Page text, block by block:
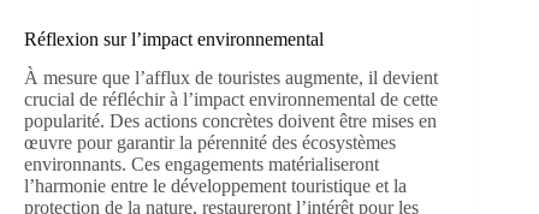
Réflexion sur l’impact environnemental
À mesure que l’afflux de touristes augmente, il devient
crucial de réfléchir à l’impact environnemental de cette
popularité. Des actions concrètes doivent être mises en
œuvre pour garantir la pérennité des écosystèmes
environnants. Ces engagements matérialiseront
l’harmonie entre le développement touristique et la
protection de la nature, restaureront l’intérêt pour les